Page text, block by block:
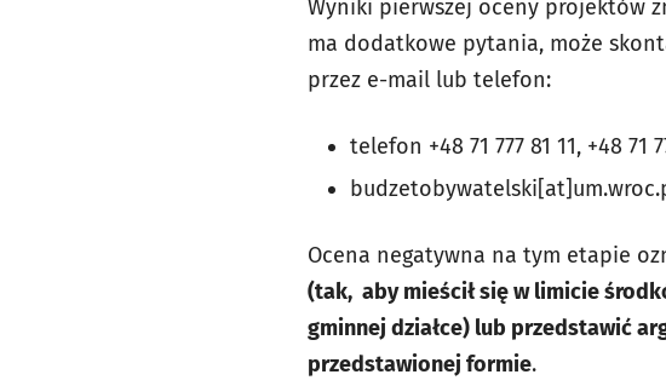
Wyniki pierwszej oceny projektów
ma dodatkowe pytania, może
przez e-mail lub telefon:
telefon +48 71 777 81 11, +48 71
Ocena negatywna na tym etapie
(tak, aby mieścił się w limicie
gminnej działce) lub przedstawić
przedstawionej formie.